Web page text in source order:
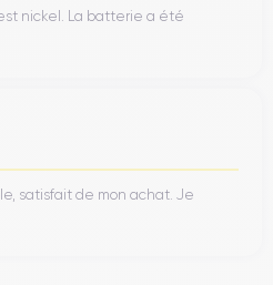
nickel. La batterie a été
satisfait de mon achat. Je